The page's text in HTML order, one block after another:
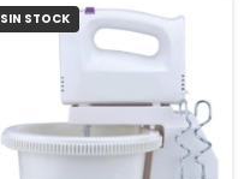
SIN STOCK